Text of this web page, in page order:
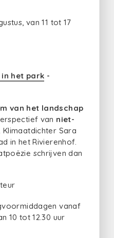
van 11 tot 17
het park -
van het landschap
van niet-
Klimaatdichter Sara
in het Rivierenhof.
schrijven dan
vanaf
10 tot 12.30 uur